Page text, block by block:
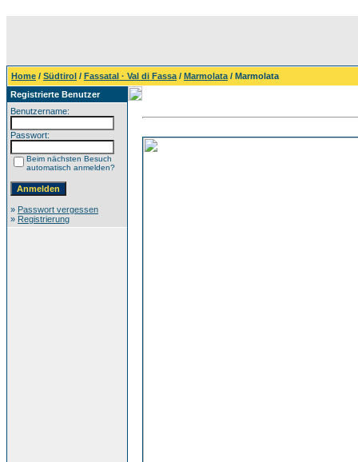
Home / Südtirol / Fassatal · Val di Fassa / Marmolata / Marmolata
Registrierte Benutzer
Benutzername:
Passwort:
Beim nächsten Besuch
automatisch anmelden?
» Passwort vergessen
» Registrierung